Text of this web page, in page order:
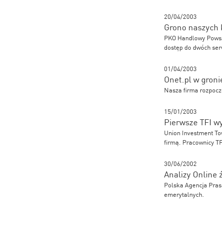
20/04/2003
Grono naszych
PKO Handlowy
dostęp do dwóch
01/04/2003
Onet.pl w
Nasza firma
15/01/2003
Pierwsze TFI
Union Investment
firmą. Pracownicy
30/06/2002
Analizy Online
Polska Agencja
emerytalnych.